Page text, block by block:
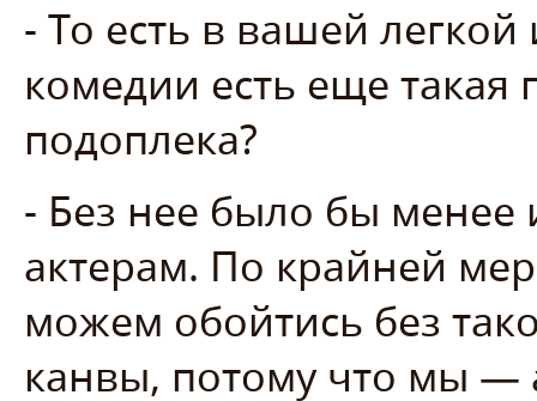
- То есть в вашей
комедии есть еще такая
подоплека?
- Без нее было бы менее
актерам. По крайней
можем обойтись без
канвы, потому что мы —